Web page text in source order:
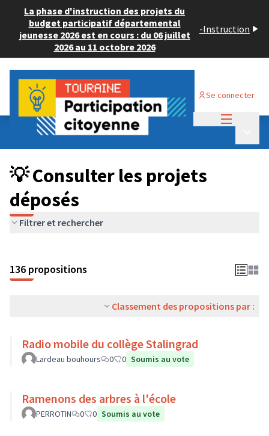
La phase d'instruction des projets du
budget participatif départemental
jeunesse 2026 est en cours : du 06 juillet
2026 au 11 octobre 2026
-Instruction
Se connecter
Budget Participatif JEUNESSE 2024
💡 Consulter les projets déposés
💡 Consulter les projets
déposés
Filtrer et rechercher
136 propositions
Classement des propositions par :
Radio mobile du collège Stalingrad
Lardeau bouhours 0 0 Soumis au vote
Ramenons des arbres à l'école
PERROTIN 0 0 Soumis au vote